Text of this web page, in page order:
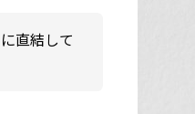
に直結して